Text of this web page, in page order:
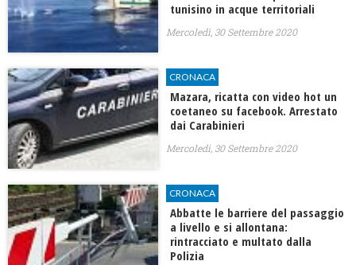
tunisino in acque territoriali
Mercoledì, 30 Settembre 2020
CRONACA
Mazara, ricatta con video hot un
coetaneo su facebook. Arrestato
dai Carabinieri
Mercoledì, 30 Settembre 2020
CRONACA
Abbatte le barriere del passaggio
a livello e si allontana:
rintracciato e multato dalla
Polizia